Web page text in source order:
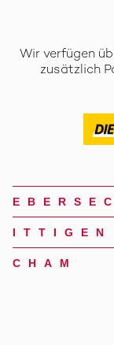
Wir verfügen
zusätzlich
ITTIGEN
CHAM